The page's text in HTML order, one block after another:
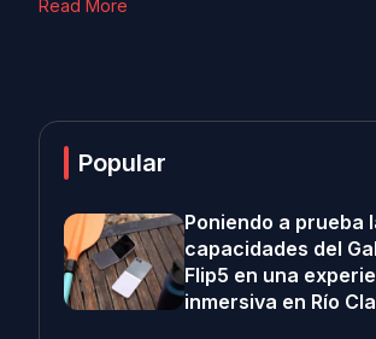
Read More
Popular
Poniendo a prueba
capacidades del
Flip5 en una
inmersiva en Río